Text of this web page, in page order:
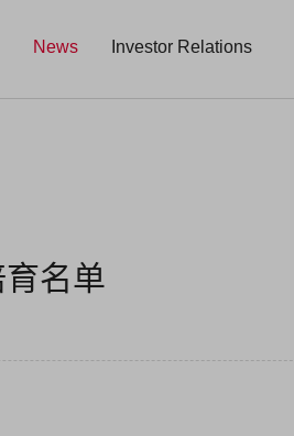
News Investor Relations
名单